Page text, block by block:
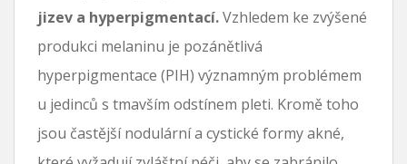
jizev a hyperpigmentací.Vzhledem ke zvýšené
produkci melaninu je pozánětlivá
hyperpigmentace (PIH) významným problémem
u jedinců s tmavším odstínem pleti. Kromě toho
jsou častější nodulární a cystické formy akné,